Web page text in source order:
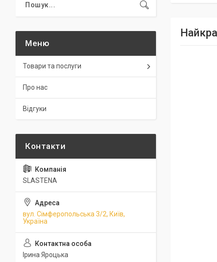
Товари та послуги
Про нас
Відгуки
SLASTENA
вул. Сімферопольська 3/2, Київ,
Україна
Ірина Яроцька